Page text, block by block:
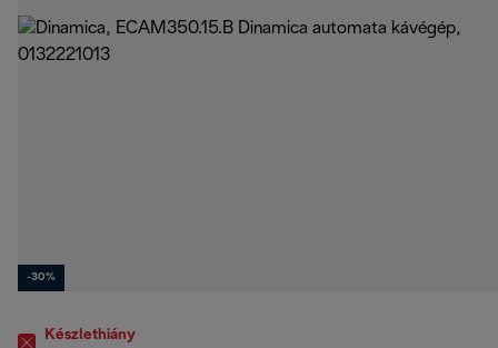
-30%
Készlethiány